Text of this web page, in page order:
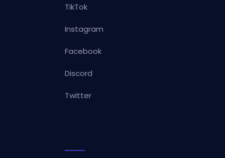
TikTok
Instagram
Facebook
Discord
Twitter